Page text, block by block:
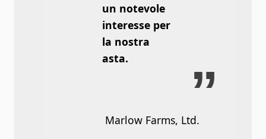
un notevole
interesse per
la nostra
asta.
Marlow Farms, Ltd.